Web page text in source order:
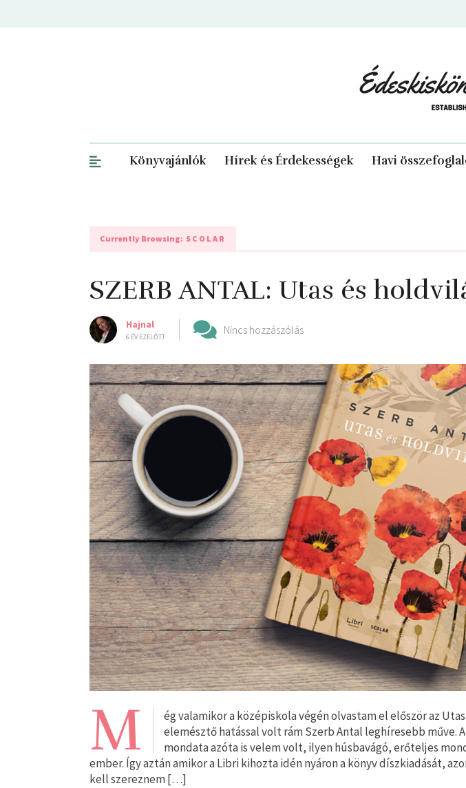
Könyvajánlók Hírek és Érdekességek Havi
Currently Browsing: SCOLAR
SZERB ANTAL: Utas és
Hajnal
6 ÉV EZELŐTT
Nincs hozzászólás
M
ég valamikor a középiskola végén olvastam el először az
elemésztő hatással volt rám Szerb Antal leghíresebb műve.
mondata azóta is velem volt, ilyen húsbavágó, erőteljes
ember. Így aztán amikor a Libri kihozta idén nyáron a könyv díszkiadását,
kell szereznem […]